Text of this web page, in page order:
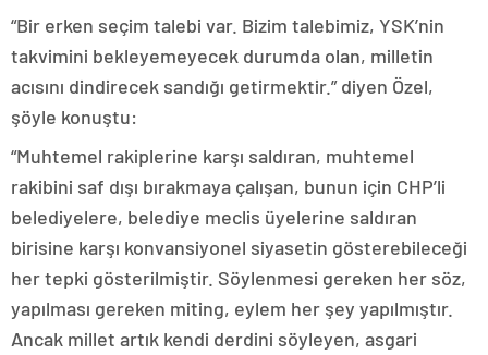
“Bir erken seçim talebi var. Bizim talebimiz, YSK’nin
takvimini bekleyemeyecek durumda olan, milletin
acısını dindirecek sandığı getirmektir.” diyen Özel,
şöyle konuştu:
“Muhtemel rakiplerine karşı saldıran, muhtemel
rakibini saf dışı bırakmaya çalışan, bunun için CHP’li
belediyelere, belediye meclis üyelerine saldıran
birisine karşı konvansiyonel siyasetin gösterebileceği
her tepki gösterilmiştir. Söylenmesi gereken her söz,
yapılması gereken miting, eylem her şey yapılmıştır.
Ancak millet artık kendi derdini söyleyen, asgari